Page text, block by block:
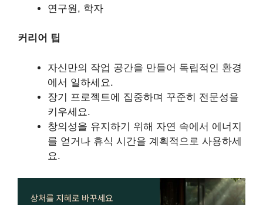
연구원, 학자
커리어 팁
자신만의 작업 공간을 만들어 독립적인 환경
에서 일하세요.
장기 프로젝트에 집중하며 꾸준히 전문성을
키우세요.
창의성을 유지하기 위해 자연 속에서 에너지
를 얻거나 휴식 시간을 계획적으로 사용하세
요.